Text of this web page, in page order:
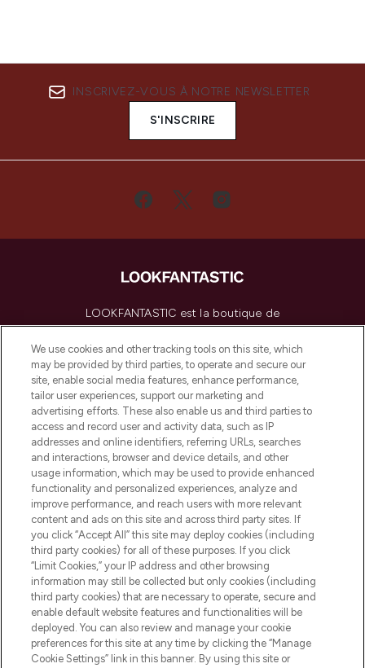
INSCRIVEZ-VOUS À NOTRE NEWSLETTER
S'INSCRIRE
LOOKFANTASTIC est la boutique de
beauté incontournable en Europe,
proposant les meilleurs produits de soins
de la peau, des cheveux et de maquillage
de plus de 200 marques prestigieuses.
Faites vos achats en ligne ou via
l’application, avec la livraison offerte dès
55€ d'achat.
Consentement aux cookies
Do Not Sell or Share My Personal
Information
AIDE ET INFORMATIONS
INFORMATIONS GÉNÉRALES
À PROPOS DE LOOKFANTASTIC
We use cookies and other tracking tools on this site, which
may be provided by third parties, to operate and secure our
site, enable social media features, enhance performance,
tailor user experiences, support our marketing and
advertising efforts. These also enable us and third parties to
access and record user and activity data, such as IP
addresses and online identifiers, referring URLs, searches
and interactions, browser and device details, and other
usage information, which may be used to provide enhanced
functionality and personalized experiences, analyze and
improve performance, and reach users with more relevant
content and ads on this site and across third party sites. If
you click “Accept All” this site may deploy cookies (including
third party cookies) for all of these purposes. If you click
“Limit Cookies,” your IP address and other browsing
information may still be collected but only cookies (including
third party cookies) that are necessary to operate, secure and
enable default website features and functionalities will be
deployed. You can also review and manage your cookie
preferences for this site at any time by clicking the “Manage
Cookie Settings” link in this banner. By using this site or